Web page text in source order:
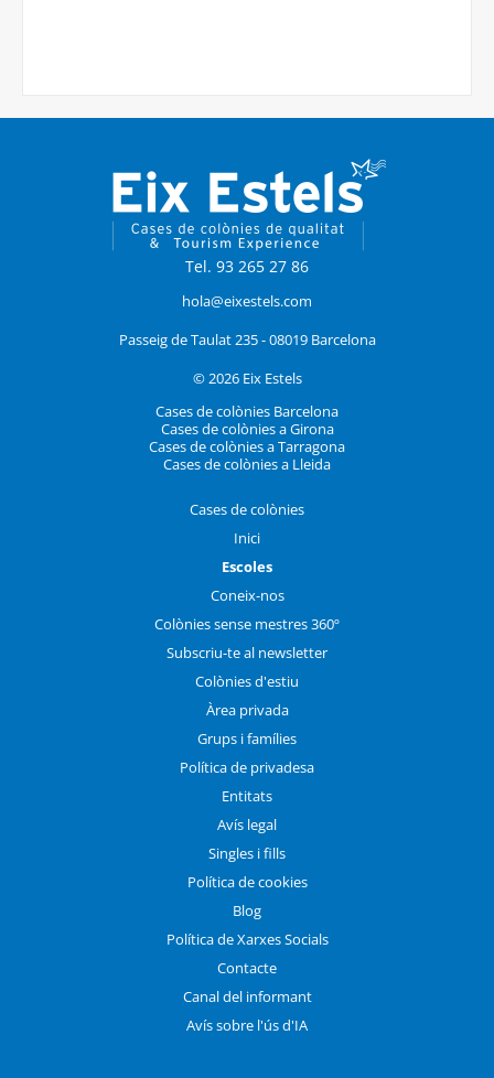
Tel. 93 265 27 86
hola@eixestels.com
Passeig de Taulat 235 - 08019 Barcelona
© 2026 Eix Estels
Cases de colònies Barcelona
Cases de colònies a Girona
Cases de colònies a Tarragona
Cases de colònies a Lleida
Cases de colònies
Inici
Escoles
Coneix-nos
Colònies sense mestres 360º
Subscriu-te al newsletter
Colònies d'estiu
Àrea privada
Grups i famílies
Política de privadesa
Entitats
Avís legal
Singles i fills
Política de cookies
Blog
Política de Xarxes Socials
Contacte
Canal del informant
Avís sobre l'ús d'IA